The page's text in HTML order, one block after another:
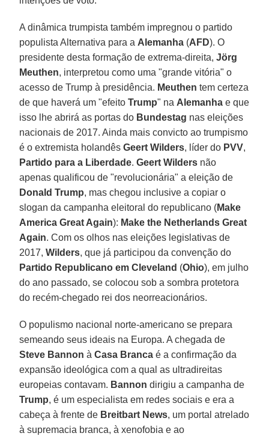
A dinâmica trumpista também impregnou o partido
populista Alternativa para a Alemanha (AFD). O
presidente desta formação de extrema-direita,Jörg
Meuthen, interpretou como uma "grande vitória" o
acesso de Trump à presidência. Meuthen tem certeza
de que haverá um "efeitoTrump" na Alemanha e que
isso lhe abrirá as portas do Bundestag nas eleições
nacionais de 2017. Ainda mais convicto ao trumpismo
é o extremista holandêsGeert Wilders, líder do PVV,
Partido para a Liberdade.Geert Wilders não
apenas qualificou de "revolucionária" a eleição de
Donald Trump, mas chegou inclusive a copiar o
slogan da campanha eleitoral do republicano (Make
America Great Again): Make the Netherlands Great
Again. Com os olhos nas eleições legislativas de
2017,Wilders, que já participou da convenção do
Partido Republicano em Cleveland (Ohio), em julho
do ano passado, se colocou sob a sombra protetora
do recém-chegado rei dos neorreacionários.
O populismo nacional norte-americano se prepara
semeando seus ideais na Europa. A chegada de
Steve Bannon àCasa Branca é a confirmação da
expansão ideológica com a qual as ultradireitas
europeias contavam. Bannon dirigiu a campanha de
Trump, é um especialista em redes sociais e era a
cabeça à frente de Breitbart News, um portal atrelado
à supremacia branca, à xenofobia e ao